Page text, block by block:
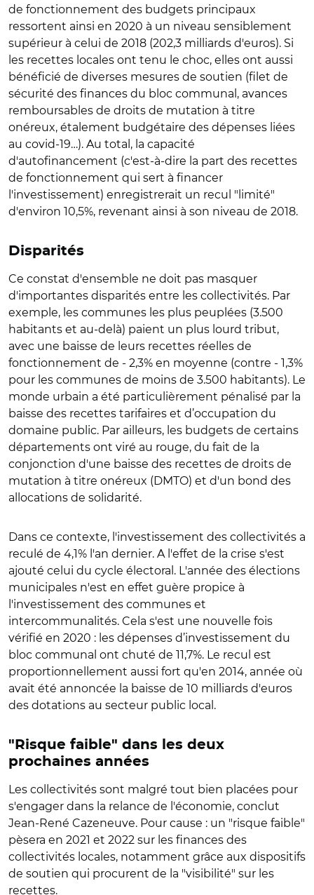
de fonctionnement des budgets principaux
ressortent ainsi en 2020 à un niveau sensiblement
supérieur à celui de 2018 (202,3 milliards d'euros). Si
les recettes locales ont tenu le choc, elles ont aussi
bénéficié de diverses mesures de soutien (filet de
sécurité des finances du bloc communal, avances
remboursables de droits de mutation à titre
onéreux, étalement budgétaire des dépenses liées
au covid-19…). Au total, la capacité
d'autofinancement (c'est-à-dire la part des recettes
de fonctionnement qui sert à financer
l'investissement) enregistrerait un recul "limité"
d'environ 10,5%, revenant ainsi à son niveau de 2018.
Disparités
Ce constat d'ensemble ne doit pas masquer
d'importantes disparités entre les collectivités. Par
exemple, les communes les plus peuplées (3.500
habitants et au-delà) paient un plus lourd tribut,
avec une baisse de leurs recettes réelles de
fonctionnement de - 2,3% en moyenne (contre - 1,3%
pour les communes de moins de 3.500 habitants). Le
monde urbain a été particulièrement pénalisé par la
baisse des recettes tarifaires et d’occupation du
domaine public. Par ailleurs, les budgets de certains
départements ont viré au rouge, du fait de la
conjonction d'une baisse des recettes de droits de
mutation à titre onéreux (DMTO) et d'un bond des
allocations de solidarité.
Dans ce contexte, l'investissement des collectivités a
reculé de 4,1% l'an dernier. A l'effet de la crise s'est
ajouté celui du cycle électoral. L'année des élections
municipales n'est en effet guère propice à
l'investissement des communes et
intercommunalités. Cela s'est une nouvelle fois
vérifié en 2020 : les dépenses d’investissement du
bloc communal ont chuté de 11,7%. Le recul est
proportionnellement aussi fort qu'en 2014, année où
avait été annoncée la baisse de 10 milliards d'euros
des dotations au secteur public local.
"Risque faible" dans les deux
prochaines années
Les collectivités sont malgré tout bien placées pour
s'engager dans la relance de l'économie, conclut
Jean-René Cazeneuve. Pour cause : un "risque faible"
pèsera en 2021 et 2022 sur les finances des
collectivités locales, notamment grâce aux dispositifs
de soutien qui procurent de la "visibilité" sur les
recettes.